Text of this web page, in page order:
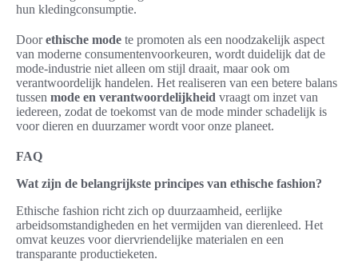
hun kledingconsumptie.
Doorethische mode te promoten als een noodzakelijk aspect
van moderne consumentenvoorkeuren, wordt duidelijk dat de
mode-industrie niet alleen om stijl draait, maar ook om
verantwoordelijk handelen. Het realiseren van een betere balans
tussen mode en verantwoordelijkheid vraagt om inzet van
iedereen, zodat de toekomst van de mode minder schadelijk is
voor dieren en duurzamer wordt voor onze planeet.
FAQ
Wat zijn de belangrijkste principes van ethische fashion?
Ethische fashion richt zich op duurzaamheid, eerlijke
arbeidsomstandigheden en het vermijden van dierenleed. Het
omvat keuzes voor diervriendelijke materialen en een
transparante productieketen.